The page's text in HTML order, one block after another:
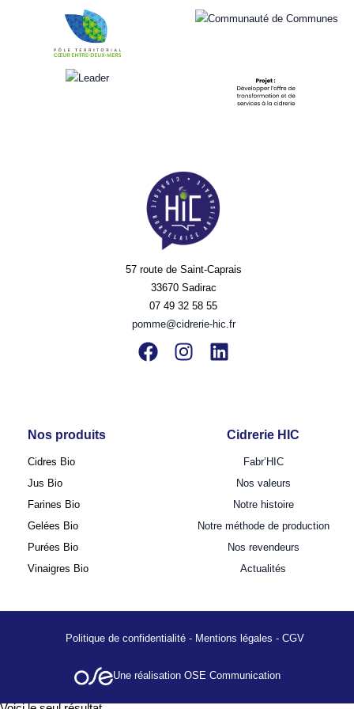
57 route de Saint-Caprais
33670 Sadirac
07 49 32 58 55
pomme@cidrerie-hic.fr
Nos produits
Cidres Bio
Jus Bio
Farines Bio
Gelées Bio
Purées Bio
Vinaigres Bio
Cidrerie HIC
Fabr’HIC
Nos valeurs
Notre histoire
Notre méthode de production
Nos revendeurs
Actualités
Politique de confidentialité - Mentions légales - CGV
Une réalisation OSE Communication